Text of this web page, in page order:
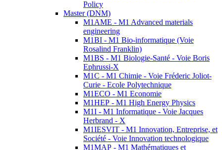
Policy
Master (DNM)
M1AME - M1 Advanced materials
engineering
M1BI - M1 Bio-informatique (Voie
Rosalind Franklin)
M1BS - M1 Biologie-Santé - Voie Boris
Ephrussi-X
M1C - M1 Chimie - Voie Fréderic Joliot-
Curie - Ecole Polytechnique
M1ECO - M1 Economie
M1HEP - M1 High Energy Physics
M1I - M1 Informatique - Voie Jacques
Herbrand - X
M1IESVIT - M1 Innovation, Entreprise, et
Société - Voie Innovation technologique
M1MAP - M1 Mathématiques et